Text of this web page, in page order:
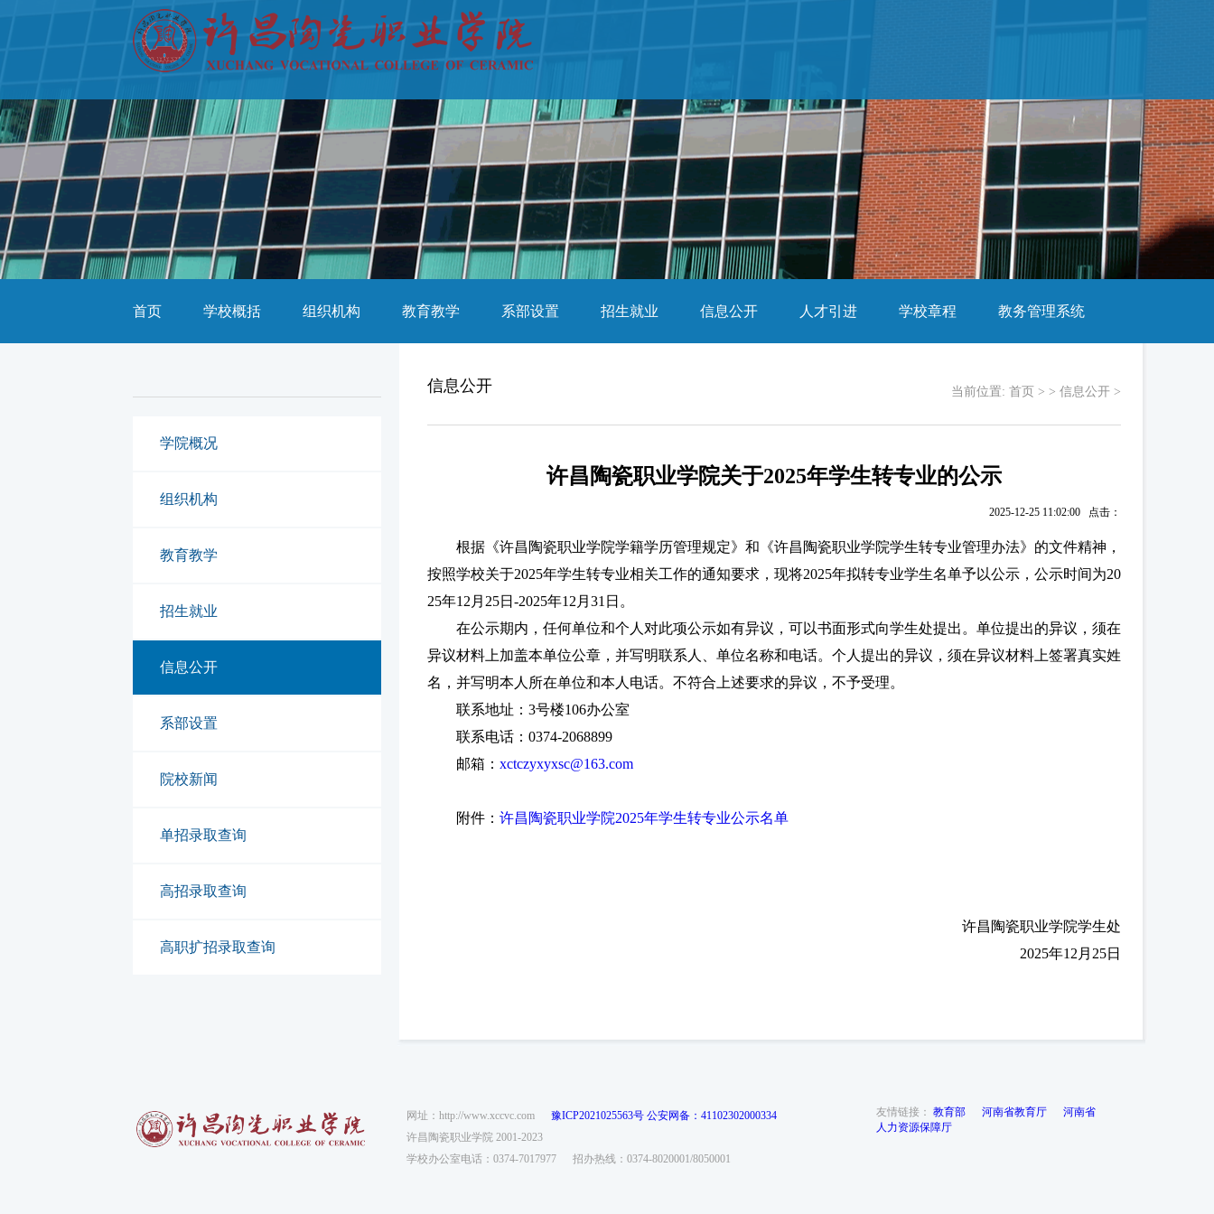
首页 学校概括 组织机构 教育教学 系部设置 招生就业 信息公开 人才引进 学校章程 教务管理系统
学院概况
组织机构
教育教学
招生就业
信息公开
系部设置
院校新闻
单招录取查询
高招录取查询
高职扩招录取查询
信息公开 当前位置: 首页 > > 信息公开>
许昌陶瓷职业学院关于2025年学生转专业的公示
2025-12-25 11:02:00 点击：
根据《许昌陶瓷职业学院学籍学历管理规定》和《许昌陶瓷职业学院学生转专业管理办法》的文件精神，
按照学校关于2025年学生转专业相关工作的通知要求，现将2025年拟转专业学生名单予以公示，公示时间为20
25年12月25日-2025年12月31日。
在公示期内，任何单位和个人对此项公示如有异议，可以书面形式向学生处提出。单位提出的异议，须在
异议材料上加盖本单位公章，并写明联系人、单位名称和电话。个人提出的异议，须在异议材料上签署真实姓
名，并写明本人所在单位和本人电话。不符合上述要求的异议，不予受理。
联系地址：3号楼106办公室
联系电话：0374-2068899
邮箱： xctczyxyxsc@163.com
附件： 许昌陶瓷职业学院2025年学生转专业公示名单
许昌陶瓷职业学院学生处
2025年12月25日
网址：http://www.xccvc.com 豫ICP2021025563号 公安网备：41102302000334
许昌陶瓷职业学院 2001-2023
学校办公室电话：0374-7017977
招办热线：0374-8020001/8050001
友情链接：教育部 河南省教育厅
河南省
人力资源保障厅